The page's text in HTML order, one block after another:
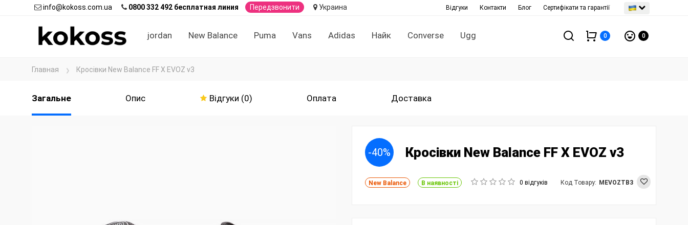
jordan New Balance Puma Vans Adidas Найк Converse Ugg
info@kokoss.com.ua 0800 332 492 бесплатная линия Передзвонити Украина Відгуки Контакти Блог Сертифікати та гарантії
0 0
Главная Кросівки New Balance FF X EVOZ v3
Загальне Опис Відгуки (0) Оплата Доставка
-40% Кросівки New Balance FF X EVOZ v3
New Balance В наявності 0 відгуків Код Товару: MEVOZTB3